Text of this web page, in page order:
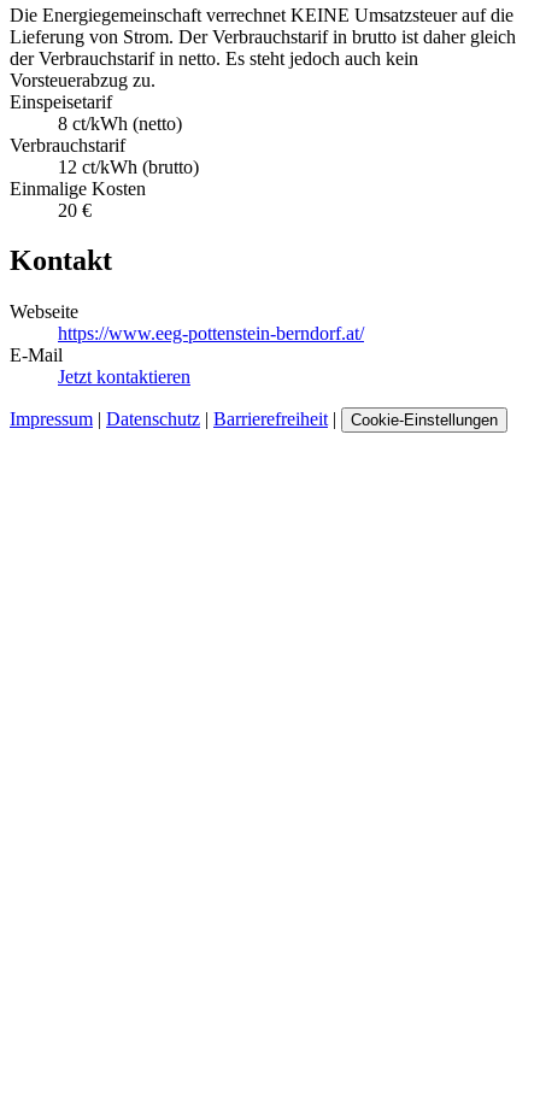
Die Energiegemeinschaft verrechnet KEINE Umsatzsteuer auf die
Lieferung von Strom. Der Verbrauchstarif in brutto ist daher gleich
der Verbrauchstarif in netto. Es steht jedoch auch kein
Vorsteuerabzug zu.
Einspeisetarif
8 ct/kWh (netto)
Verbrauchstarif
12 ct/kWh (brutto)
Einmalige Kosten
20 €
Kontakt
Webseite
https://www.eeg-pottenstein-berndorf.at/
E-Mail
Jetzt kontaktieren
Impressum | Datenschutz | Barrierefreiheit | Cookie-Einstellungen